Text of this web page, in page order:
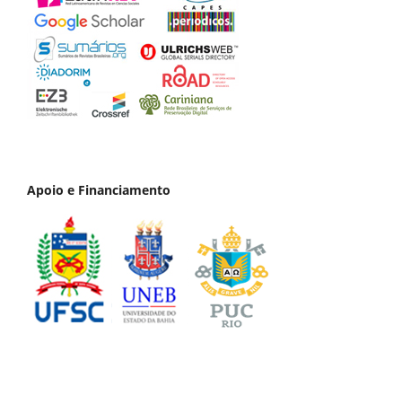
Apoio e Financiamento